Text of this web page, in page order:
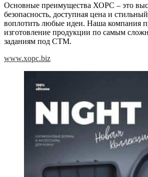
Основные преимущества ХОРС – это
безопасность, доступная цена и
воплотить любые идеи. Наша компания
изготовление продукции по самым
заданиям под СТМ.
www.xopc.biz